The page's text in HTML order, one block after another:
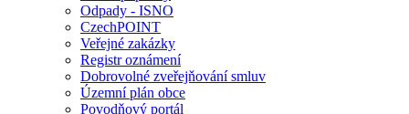
Odpady - ISNO
CzechPOINT
Veřejné zakázky
Registr oznámení
Dobrovolné zveřejňování smluv
Územní plán obce
Povodňový portál